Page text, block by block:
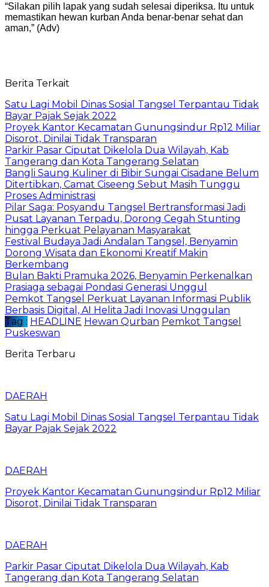
“Silakan pilih lapak yang sudah selesai diperiksa. Itu untuk
memastikan hewan kurban Anda benar-benar sehat dan
aman,” (Adv)
Berita Terkait
Satu Lagi Mobil Dinas Sosial Tangsel Terpantau Tidak
Bayar Pajak Sejak 2022
Proyek Kantor Kecamatan Gunungsindur Rp12 Miliar
Disorot, Dinilai Tidak Transparan
Parkir Pasar Ciputat Dikelola Dua Wilayah, Kab
Tangerang dan Kota Tangerang Selatan
Bangli Saung Kuliner di Bibir Sungai Cisadane Belum
Ditertibkan, Camat Ciseeng Sebut Masih Tunggu
Proses Administrasi
Pilar Saga: Posyandu Tangsel Bertransformasi Jadi
Pusat Layanan Terpadu, Dorong Cegah Stunting
hingga Perkuat Pelayanan Masyarakat
Festival Budaya Jadi Andalan Tangsel, Benyamin
Dorong Wisata dan Ekonomi Kreatif Makin
Berkembang
Bulan Bakti Pramuka 2026, Benyamin Perkenalkan
Prasiaga sebagai Pondasi Generasi Unggul
Pemkot Tangsel Perkuat Layanan Informasi Publik
Berbasis Digital, AI Helita Jadi Inovasi Unggulan
Tag : HEADLINE Hewan Qurban Pemkot Tangsel
Puskeswan
Berita Terbaru
DAERAH
Satu Lagi Mobil Dinas Sosial Tangsel Terpantau Tidak
Bayar Pajak Sejak 2022
DAERAH
Proyek Kantor Kecamatan Gunungsindur Rp12 Miliar
Disorot, Dinilai Tidak Transparan
DAERAH
Parkir Pasar Ciputat Dikelola Dua Wilayah, Kab
Tangerang dan Kota Tangerang Selatan